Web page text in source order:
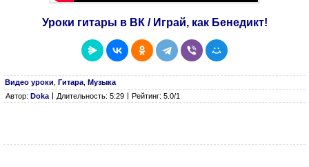
Уроки гитары в ВК / Играй, как Бенедикт!
Видео уроки Гитара Музыка
Автор: Doka Длительность: 5:29 Рейтинг: 5.0/1